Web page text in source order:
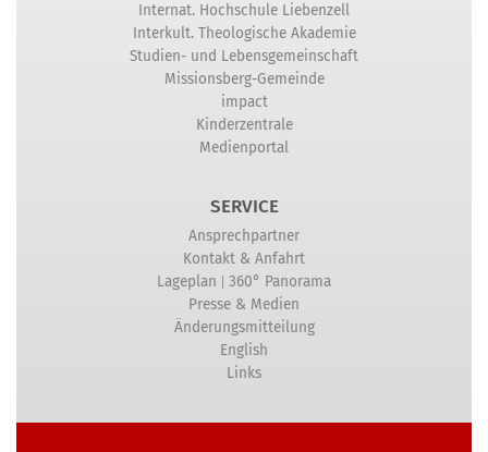
Internat. Hochschule Liebenzell
Interkult. Theologische Akademie
Studien- und Lebensgemeinschaft
Missionsberg-Gemeinde
impact
Kinderzentrale
Medienportal
SERVICE
Ansprechpartner
Kontakt & Anfahrt
Lageplan | 360° Panorama
Presse & Medien
Änderungsmitteilung
English
Links